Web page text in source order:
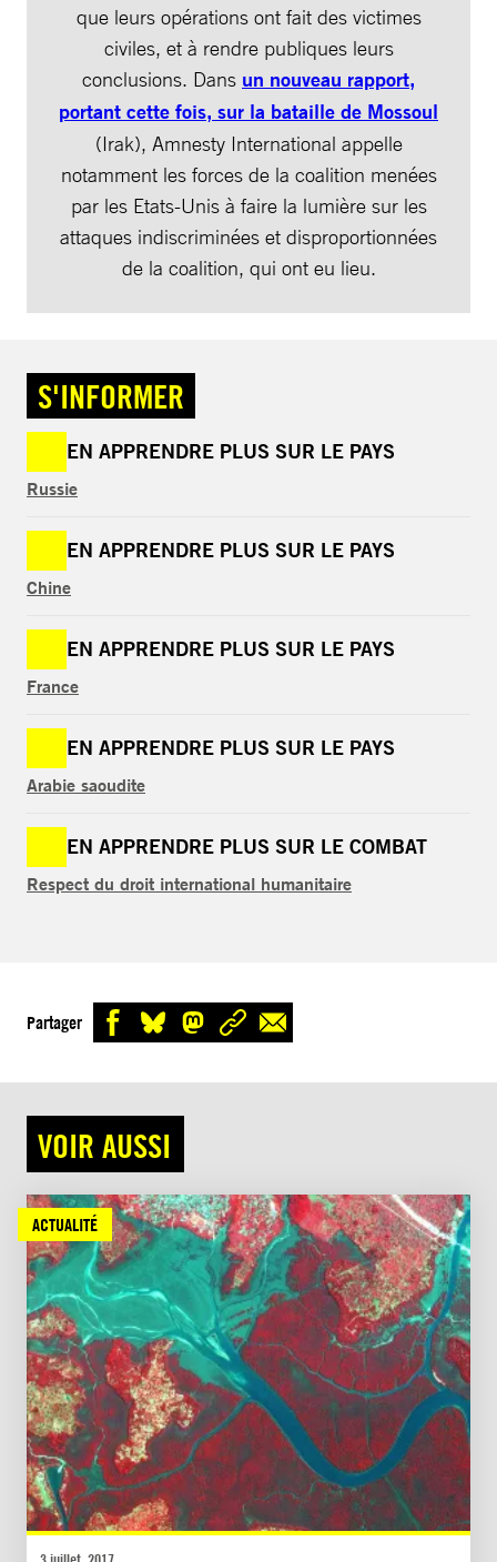
que leurs opérations ont fait des victimes
civiles, et à rendre publiques leurs
conclusions. Dans un nouveau rapport,
portant cette fois, sur la bataille de Mossoul
(Irak), Amnesty International appelle
notamment les forces de la coalition menées
par les Etats-Unis à faire la lumière sur les
attaques indiscriminées et disproportionnées
de la coalition, qui ont eu lieu.
S'INFORMER
EN APPRENDRE PLUS SUR LE PAYS
Russie
EN APPRENDRE PLUS SUR LE PAYS
Chine
EN APPRENDRE PLUS SUR LE PAYS
France
EN APPRENDRE PLUS SUR LE PAYS
Arabie saoudite
EN APPRENDRE PLUS SUR LE COMBAT
Respect du droit international humanitaire
Partager
VOIR AUSSI
ACTUALITÉ